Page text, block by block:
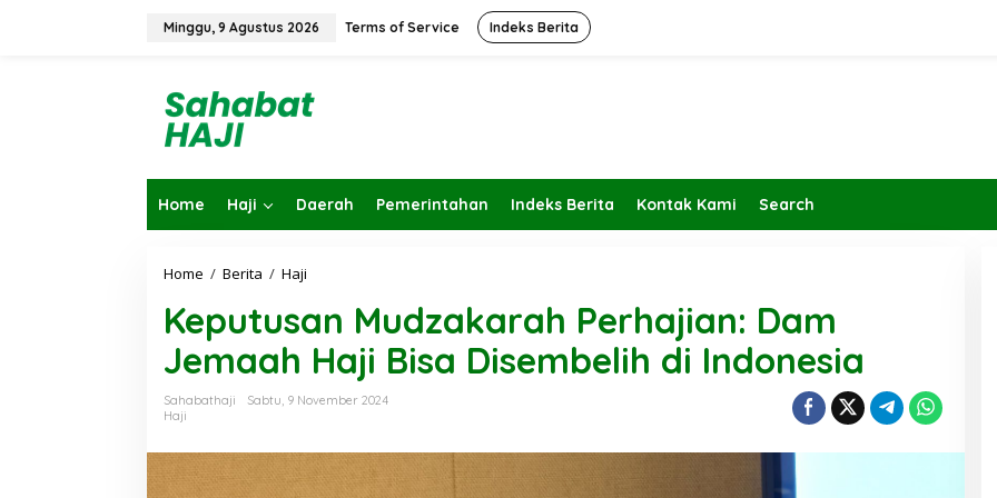
Minggu, 9 Agustus 2026 Terms of Service Indeks Berita
Home Haji Daerah Pemerintahan Indeks Berita Kontak Kami Search
Home / Berita / Haji
p
u
u
s
M
Keputusan Mudzakarah Perhajian: Dam
Jemaah Haji Bisa Disembelih di Indonesia
Sahabathaji
Sabtu, 9 November 2024
Haji
KBIHU Pada Jalurnya